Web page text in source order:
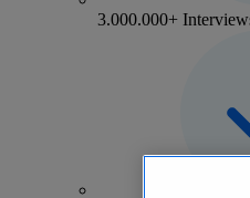
3.000.000+